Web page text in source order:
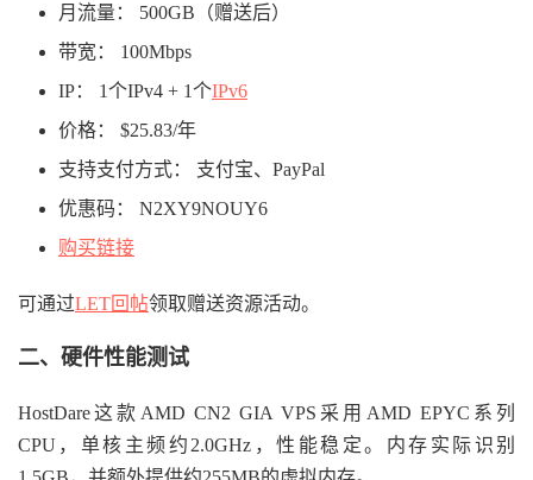
月流量： 500GB（赠送后）
带宽： 100Mbps
IP： 1个IPv4 + 1个IPv6
价格： $25.83/年
支持支付方式： 支付宝、PayPal
优惠码： N2XY9NOUY6
购买链接
可通过LET回帖领取赠送资源活动。
二、硬件性能测试
HostDare这款AMD CN2 GIA VPS采用AMD EPYC系列
CPU，单核主频约2.0GHz，性能稳定。内存实际识别